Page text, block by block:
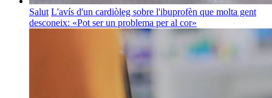
Salut L'avís d'un cardiòleg sobre l'ibuprofèn que molta gent
desconeix: «Pot ser un problema per al cor»